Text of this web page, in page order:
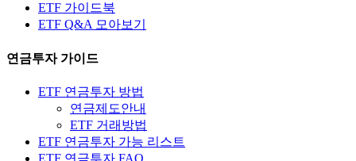
ETF 가이드북
ETF Q&A 모아보기
연금투자 가이드
ETF 연금투자 방법
연금제도안내
ETF 거래방법
ETF 연금투자 가능 리스트
ETF 연금투자 FAQ